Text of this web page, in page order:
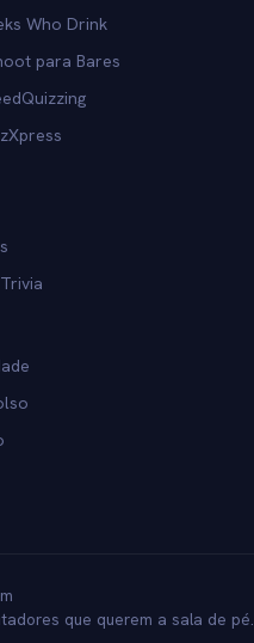
Who Drink
para Bares
que querem a sala de pé.